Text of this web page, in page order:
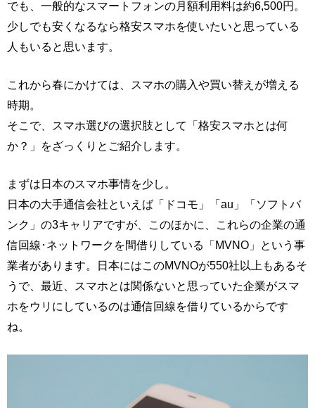
でも、一般的なスマートフォンの月額利用料は約6,500円。
少しでも安くなるなら格安スマホを使いたいと思っている
人もいると思います。
これから春にかけては、スマホの購入や買い替えが増える
時期。
そこで、スマホ選びの選択肢として「格安スマホとは何
か？」をざっくりとご紹介します。
まずは日本のスマホ事情を少し。
日本の大手通信会社といえば「ドコモ」「au」「ソフトバ
ンク」の3キャリアですが、このほかに、これらの企業の通
信回線･ネットワークを間借りしている「MVNO」という事
業者があります。日本にはこのMVNOが550社以上もあるそ
うで、最近、スマホとは関係ないと思っていた企業がスマ
ホをウリにしているのは通信回線を借りているからです
ね。